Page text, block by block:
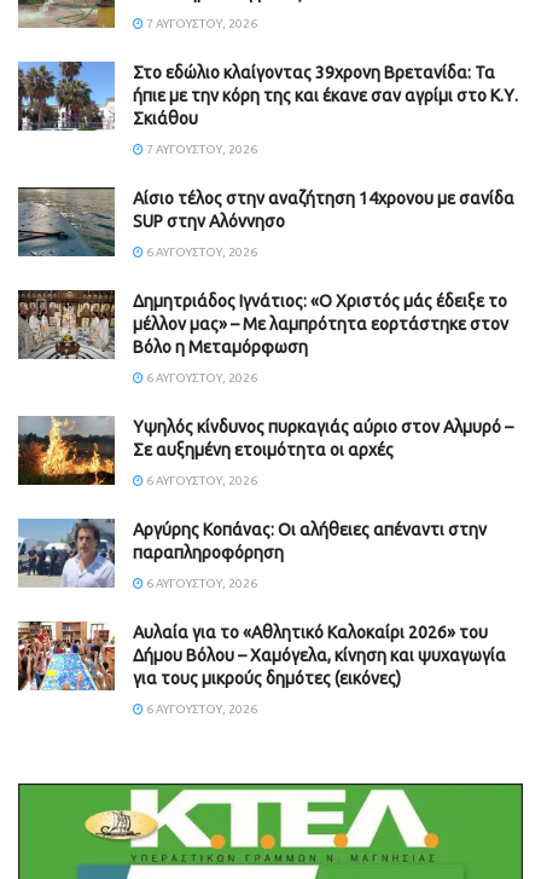
7 ΑΥΓΟΎΣΤΟΥ, 2026
Στο εδώλιο κλαίγοντας 39χρονη Βρετανίδα: Τα
ήπιε με την κόρη της και έκανε σαν αγρίμι στο Κ.Υ.
Σκιάθου
7 ΑΥΓΟΎΣΤΟΥ, 2026
Αίσιο τέλος στην αναζήτηση 14χρονου με σανίδα
SUP στην Αλόννησο
6 ΑΥΓΟΎΣΤΟΥ, 2026
Δημητριάδος Ιγνάτιος: «Ο Χριστός μάς έδειξε το
μέλλον μας» – Με λαμπρότητα εορτάστηκε στον
Βόλο η Μεταμόρφωση
6 ΑΥΓΟΎΣΤΟΥ, 2026
Υψηλός κίνδυνος πυρκαγιάς αύριο στον Αλμυρό –
Σε αυξημένη ετοιμότητα οι αρχές
6 ΑΥΓΟΎΣΤΟΥ, 2026
Aργύρης Κοπάνας: Οι αλήθειες απέναντι στην
παραπληροφόρηση
6 ΑΥΓΟΎΣΤΟΥ, 2026
Αυλαία για το «Αθλητικό Καλοκαίρι 2026» του
Δήμου Βόλου – Χαμόγελα, κίνηση και ψυχαγωγία
για τους μικρούς δημότες (εικόνες)
6 ΑΥΓΟΎΣΤΟΥ, 2026